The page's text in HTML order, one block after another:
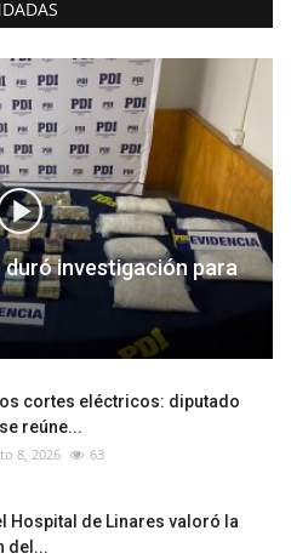
duró investigación para
cortes eléctricos: diputado
reúne...
8, 2026 63
Hospital de Linares valoró la
del...